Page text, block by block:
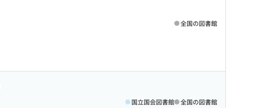
全国の図書館
国立国会図書館 全国の図書館